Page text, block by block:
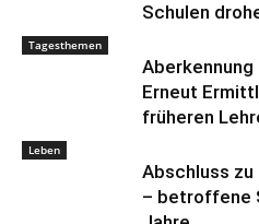
Schulen
Tagesthemen
Erneut
früheren
Leben
Abschluss
– betroffene